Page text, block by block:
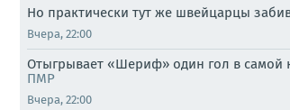
Но практически тут же швейцарцы
Вчера, 22:00
Отыгрывает «Шериф» один гол в самой
ПМР
Вчера, 22:00